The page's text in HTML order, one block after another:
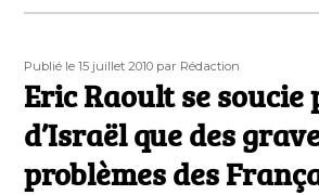
Publié
le
Publié le 15 juillet 2010 Auteur
par Rédaction
Eric Raoult se soucie
d’Israël que des
problèmes des